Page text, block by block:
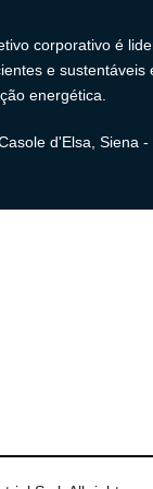
corporativo é
e
energética.
d'Elsa, Siena -